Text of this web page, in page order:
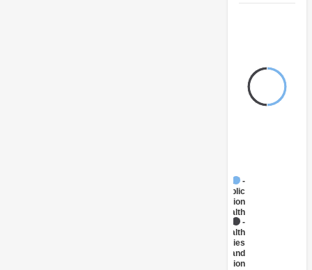
Administration
Facilities
Construction